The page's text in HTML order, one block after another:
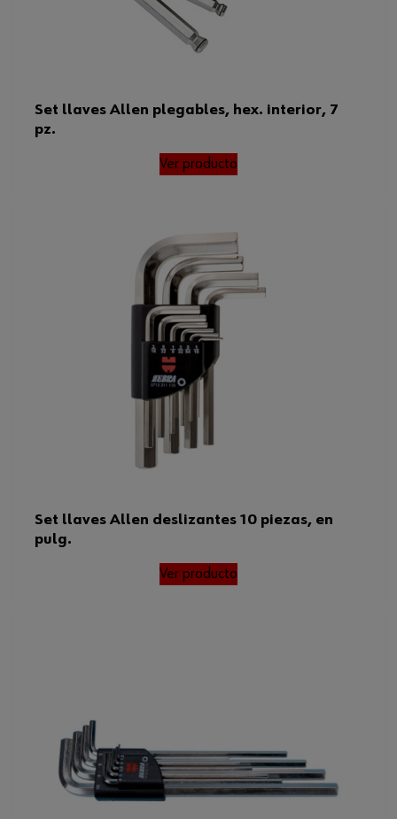
Set llaves Allen plegables, hex. interior, 7
pz.
Ver producto
Set llaves Allen deslizantes 10 piezas, en
pulg.
Ver producto